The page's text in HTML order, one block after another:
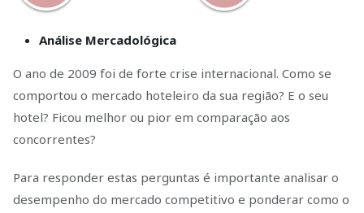
Análise Mercadológica
O ano de 2009 foi de forte crise internacional. Como se
comportou o mercado hoteleiro da sua região? E o seu
hotel? Ficou melhor ou pior em comparação aos
concorrentes?
Para responder estas perguntas é importante analisar o
desempenho do mercado competitivo e ponderar como o